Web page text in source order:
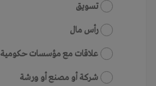
تسويق
رأس مال
علاقات مع مؤسسات حكومية
شركة أو مصنع أو ورشة